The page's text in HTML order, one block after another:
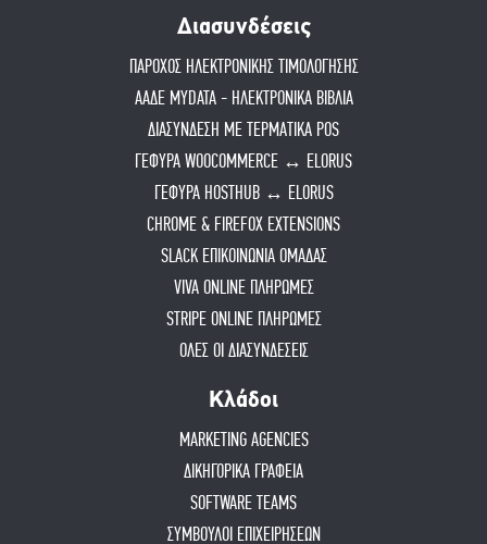
Διασυνδέσεις
ΠΑΡΟΧΟΣ ΗΛΕΚΤΡΟΝΙΚΗΣ ΤΙΜΟΛΟΓΗΣΗΣ
ΑΑΔΕ MYDATA - ΗΛΕΚΤΡΟΝΙΚΑ ΒΙΒΛΙΑ
ΔΙΑΣΥΝΔΕΣΗ ΜΕ ΤΕΡΜΑΤΙΚΑ POS
ΓΕΦΥΡΑ WOOCOMMERCE ↔ ELORUS
ΓΕΦΥΡΑ HOSTHUB ↔ ELORUS
CHROME & FIREFOX EXTENSIONS
SLACK ΕΠΙΚΟΙΝΩΝΙΑ ΟΜΑΔΑΣ
VIVA ONLINE ΠΛΗΡΩΜΕΣ
STRIPE ONLINE ΠΛΗΡΩΜΕΣ
ΟΛΕΣ ΟΙ ΔΙΑΣΥΝΔΕΣΕΙΣ
Κλάδοι
MARKETING AGENCIES
ΔΙΚΗΓΟΡΙΚΑ ΓΡΑΦΕΙΑ
SOFTWARE TEAMS
ΣΥΜΒΟΥΛΟΙ ΕΠΙΧΕΙΡΗΣΕΩΝ